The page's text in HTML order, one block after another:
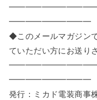
━━━━━━━━━━
◆このメールマガジン
ていただい方にお送り
━━━━━━━━━━
発行：ミカド電装商事